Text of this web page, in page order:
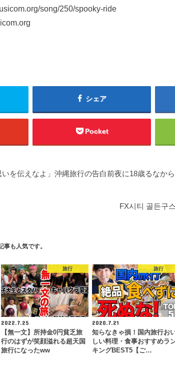
song/250/spooky-ride
シェア
Pocket
いを伝えなよ」沖縄旅行の告白前夜に18歳るなか
FX시티 골든구
事も人気です。
旅行
2022.7.25
【無一文】所持金0円貧乏旅
行のはずが笑顔溢れる超天国
旅行になったww
旅行
2020.7.21
知らなきゃ損！国内旅行お
しい料理・食事おすすめラ
キングBEST5【ご…